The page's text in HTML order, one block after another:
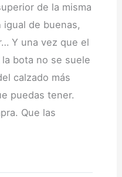
de la misma
igual de buenas,
Y una vez que el
bota no se suele
calzado más
puedas tener.
Que las